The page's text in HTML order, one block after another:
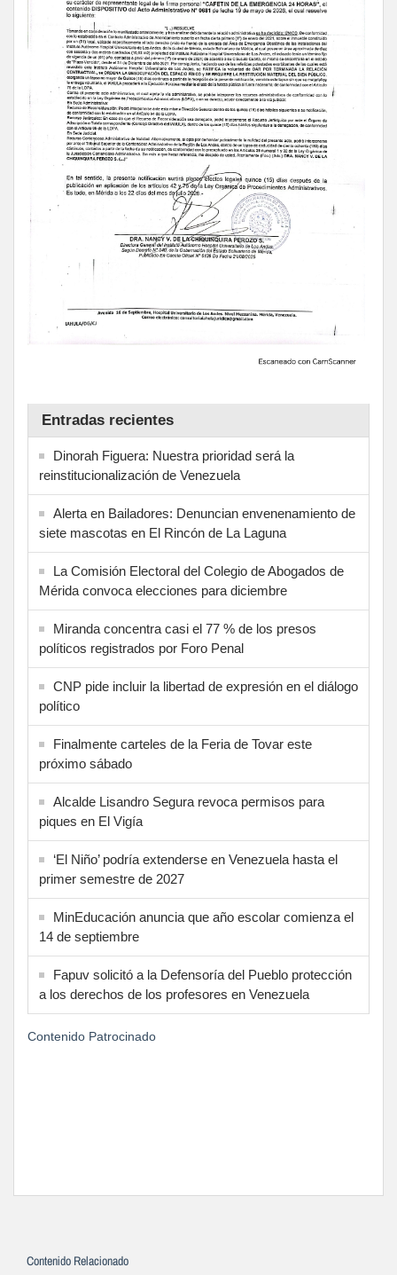
Entradas recientes
Dinorah Figuera: Nuestra prioridad será la
reinstitucionalización de Venezuela
Alerta en Bailadores: Denuncian envenenamiento de
siete mascotas en El Rincón de La Laguna
La Comisión Electoral del Colegio de Abogados de
Mérida convoca elecciones para diciembre
Miranda concentra casi el 77 % de los presos
políticos registrados por Foro Penal
CNP pide incluir la libertad de expresión en el diálogo
político
Finalmente carteles de la Feria de Tovar este
próximo sábado
Alcalde Lisandro Segura revoca permisos para
piques en El Vigía
‘El Niño’ podría extenderse en Venezuela hasta el
primer semestre de 2027
MinEducación anuncia que año escolar comienza el
14 de septiembre
Fapuv solicitó a la Defensoría del Pueblo protección
a los derechos de los profesores en Venezuela
Contenido Patrocinado
Contenido Relacionado